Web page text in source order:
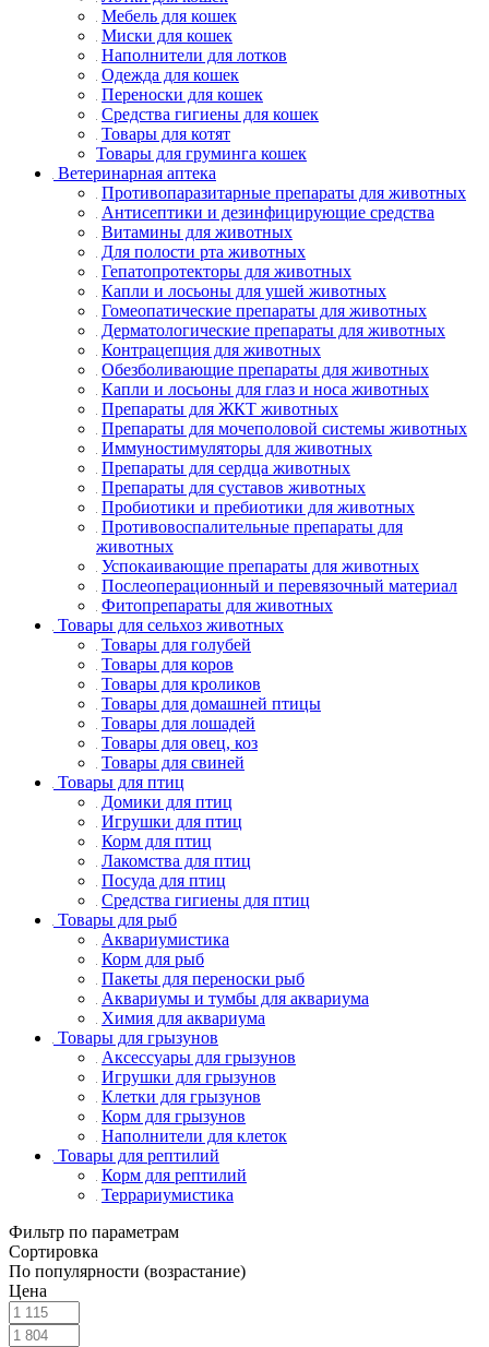
Мебель для кошек
Миски для кошек
Наполнители для лотков
Одежда для кошек
Переноски для кошек
Средства гигиены для кошек
Товары для котят
Товары для груминга кошек
Ветеринарная аптека
Противопаразитарные препараты для животных
Антисептики и дезинфицирующие средства
Витамины для животных
Для полости рта животных
Гепатопротекторы для животных
Капли и лосьоны для ушей животных
Гомеопатические препараты для животных
Дерматологические препараты для животных
Контрацепция для животных
Обезболивающие препараты для животных
Капли и лосьоны для глаз и носа животных
Препараты для ЖКТ животных
Препараты для мочеполовой системы животных
Иммуностимуляторы для животных
Препараты для сердца животных
Препараты для суставов животных
Пробиотики и пребиотики для животных
Противовоспалительные препараты для
животных
Успокаивающие препараты для животных
Послеоперационный и перевязочный материал
Фитопрепараты для животных
Товары для сельхоз животных
Товары для голубей
Товары для коров
Товары для кроликов
Товары для домашней птицы
Товары для лошадей
Товары для овец, коз
Товары для свиней
Товары для птиц
Домики для птиц
Игрушки для птиц
Корм для птиц
Лакомства для птиц
Посуда для птиц
Средства гигиены для птиц
Товары для рыб
Аквариумистика
Корм для рыб
Пакеты для переноски рыб
Аквариумы и тумбы для аквариума
Химия для аквариума
Товары для грызунов
Аксессуары для грызунов
Игрушки для грызунов
Клетки для грызунов
Корм для грызунов
Наполнители для клеток
Товары для рептилий
Корм для рептилий
Террариумистика
Фильтр по параметрам
Сортировка
По популярности (возрастание)
Цена